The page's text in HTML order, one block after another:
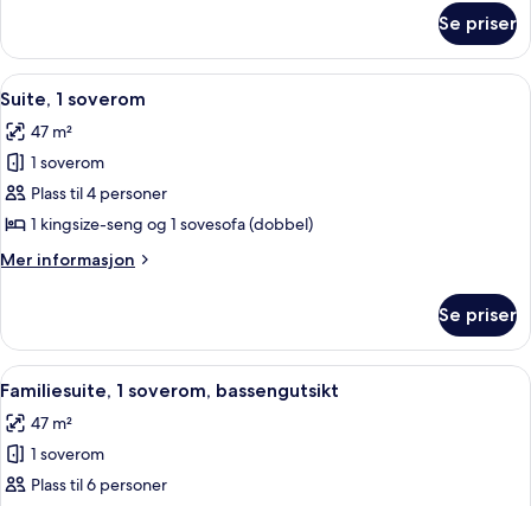
1
soverom,
bassengutsikt
Se priser
Åpne
alle
bildene
av
Suite,
1
soverom
Sengetøy av topp kvalitet, senger
16
Suite, 1 soverom
47 m²
1 soverom
Plass til 4 personer
1 kingsize-seng og 1 sovesofa (dobbel)
Mer informasjon
Mer
1
soverom
Se priser
Åpne
alle
bildene
av
Familiesuite,
Sengetøy av topp kvalitet, senger
11
Familiesuite, 1 soverom, bassengutsikt
47 m²
1 soverom
Plass til 6 personer